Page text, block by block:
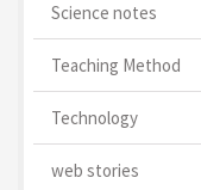
Science notes
Teaching Method
Technology
web stories